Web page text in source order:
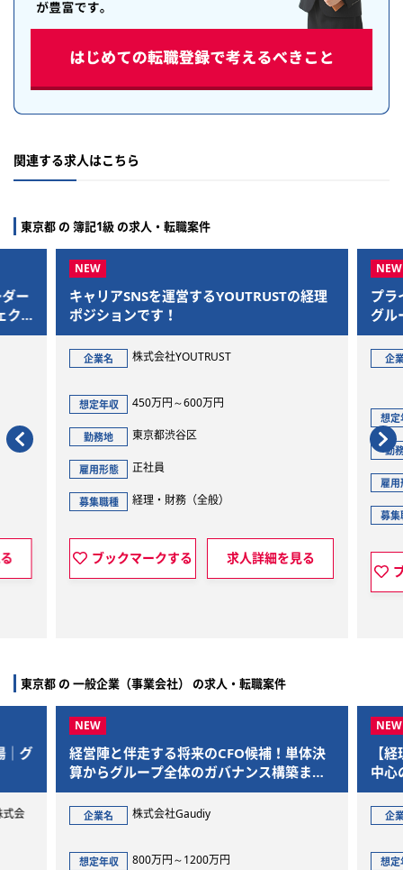
関連する求人はこちら
東京都 の 簿記1級 の求人・転職案件
キャリアSNSを運営するYOUTRUSTの経理
ポジションです！
企業名 株式会社YOUTRUST
想定年収 450万円～600万円
勤務地 東京都渋谷区
雇用形態 正社員
募集職種 経理・財務（全般）
ブックマークする 求人詳細を見る
プライ
グルー
企業名
想定年収
勤務地
雇用形態
募集職種
ブッ
東京都 の 一般企業（事業会社） の求人・転職案件
グ
会
経営陣と伴走する将来のCFO候補！単体決
算からグループ全体のガバナンス構築まで
を一気通貫で担当
企業名 株式会社Gaudiy
想定年収 800万円～1200万円
【経
中心
ライ
企業
想定